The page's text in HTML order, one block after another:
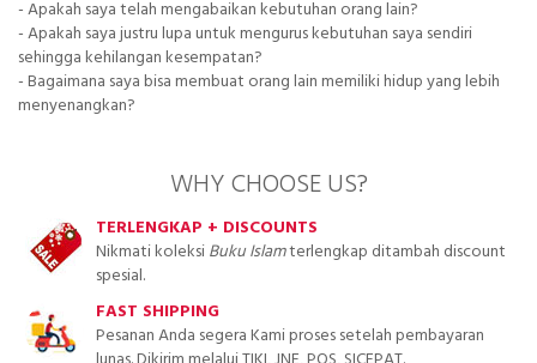
- Apakah saya telah mengabaikan kebutuhan orang lain?
- Apakah saya justru lupa untuk mengurus kebutuhan saya sendiri
sehingga kehilangan kesempatan?
- Bagaimana saya bisa membuat orang lain memiliki hidup yang lebih
menyenangkan?
WHY CHOOSE US?
TERLENGKAP + DISCOUNTS
Nikmati koleksiBuku Islamterlengkap ditambah discount
spesial.
FAST SHIPPING
Pesanan Anda segera Kami proses setelah pembayaran